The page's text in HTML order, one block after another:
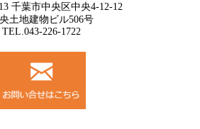
千葉市中央区中央4-12-12
土地建物ビル506号
TEL.043-226-1722